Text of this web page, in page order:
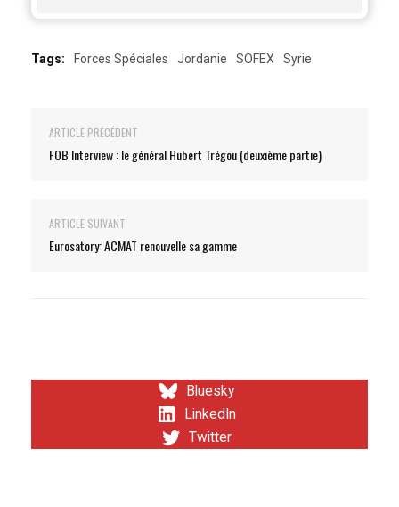
Tags: Forces Spéciales Jordanie SOFEX Syrie
ARTICLE PRÉCÉDENT
FOB Interview : le général Hubert Trégou (deuxième partie)
ARTICLE SUIVANT
Eurosatory: ACMAT renouvelle sa gamme
Bluesky
LinkedIn
Twitter